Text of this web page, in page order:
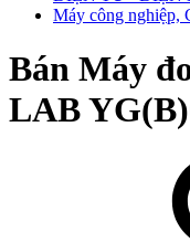
Máy công nghiệp,
Bán Máy
LAB